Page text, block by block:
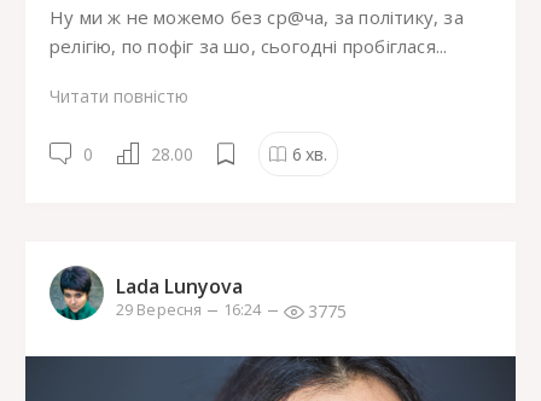
Ну ми ж не можемо без ср@ча, за політику, за
релігію, по пофіг за шо, сьогодні пробіглася...
Читати повністю
0 28.00 6 хв.
Lada Lunyova
29 Вересня 16:24 3775